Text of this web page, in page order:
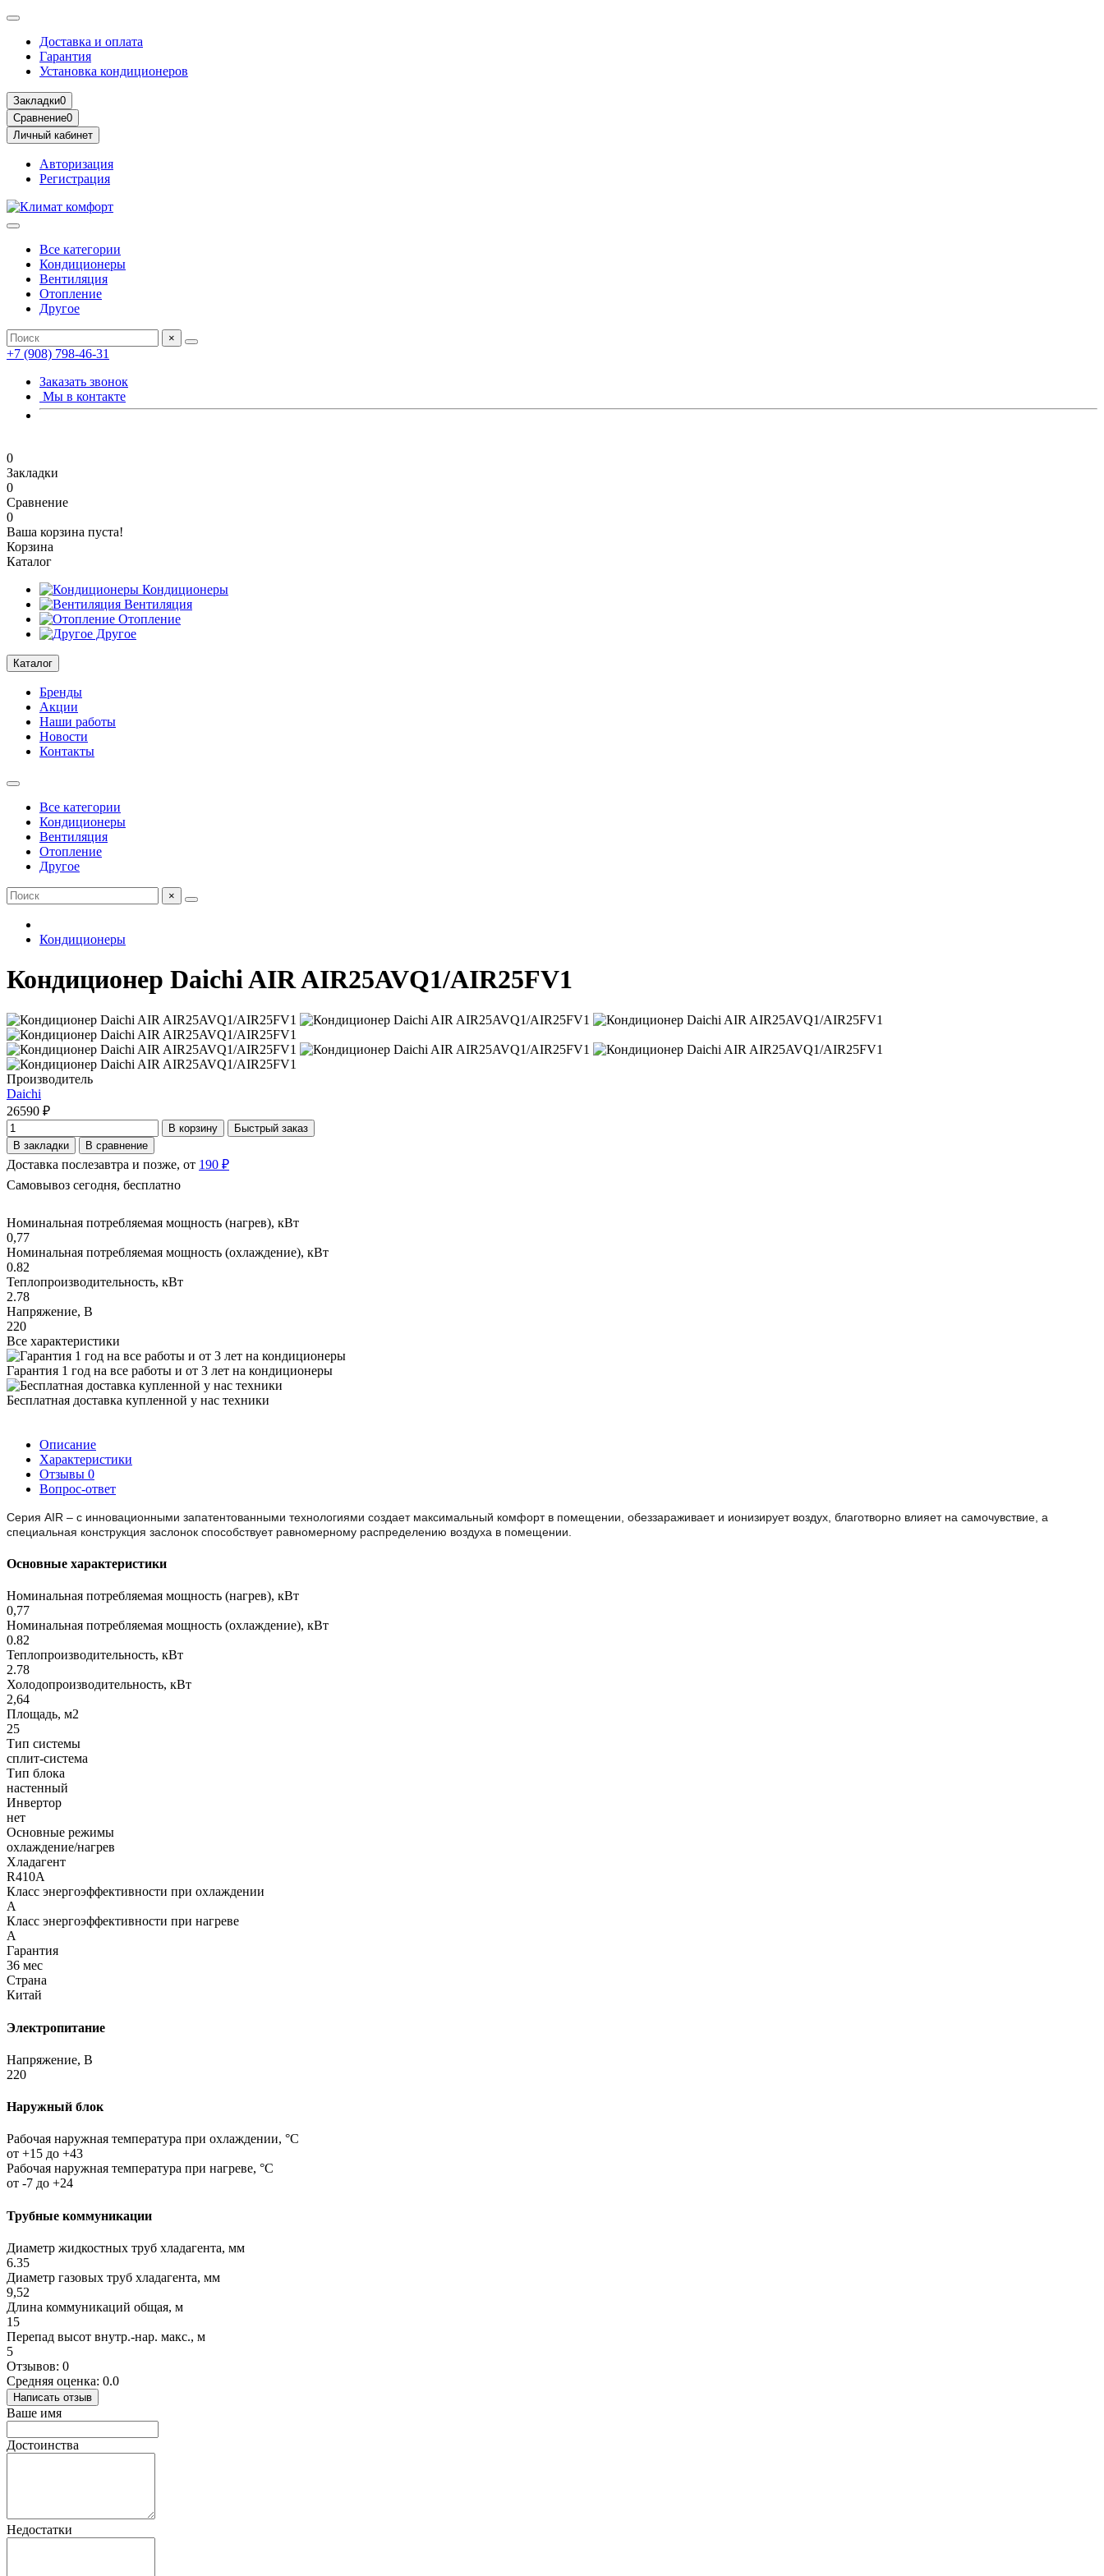
Доставка и оплата
Гарантия
Установка кондиционеров
Закладки0
Сравнение0
Личный кабинет
Авторизация
Регистрация
Все категории
Кондиционеры
Вентиляция
Отопление
Другое
×
+7 (908) 798-46-31
Заказать звонок
Мы в контакте
0
Закладки
0
Сравнение
0
Ваша корзина пуста!
Корзина
Каталог
Кондиционеры
Вентиляция
Отопление
Другое
Каталог
Бренды
Акции
Наши работы
Новости
Контакты
Все категории
Кондиционеры
Вентиляция
Отопление
Другое
×
Кондиционеры
Кондиционер Daichi AIR AIR25AVQ1/AIR25FV1
Производитель
Daichi
26590 ₽
В корзину
Быстрый заказ
В закладки
В сравнение
Доставка послезавтра и позже, от 190 ₽
Самовывоз сегодня, бесплатно
Номинальная потребляемая мощность (нагрев), кВт
0,77
Номинальная потребляемая мощность (охлаждение), кВт
0.82
Теплопроизводительность, кВт
2.78
Напряжение, В
220
Все характеристики
Гарантия 1 год на все работы и от 3 лет на кондиционеры
Бесплатная доставка купленной у нас техники
Описание
Характеристики
Отзывы 0
Вопрос-ответ
Серия AIR – с инновационными запатентованными технологиями создает максимальный комфорт в помещении, обеззараживает и ионизирует воздух, благотворно влияет на самочувствие, а
специальная конструкция заслонок способствует равномерному распределению воздуха в помещении.
Основные характеристики
Номинальная потребляемая мощность (нагрев), кВт
0,77
Номинальная потребляемая мощность (охлаждение), кВт
0.82
Теплопроизводительность, кВт
2.78
Холодопроизводительность, кВт
2,64
Площадь, м2
25
Тип системы
сплит-система
Тип блока
настенный
Инвертор
нет
Основные режимы
охлаждение/нагрев
Хладагент
R410A
Класс энергоэффективности при охлаждении
A
Класс энергоэффективности при нагреве
A
Гарантия
36 мес
Страна
Китай
Электропитание
Напряжение, В
220
Наружный блок
Рабочая наружная температура при охлаждении, °C
от +15 до +43
Рабочая наружная температура при нагреве, °C
от -7 до +24
Трубные коммуникации
Диаметр жидкостных труб хладагента, мм
6.35
Диаметр газовых труб хладагента, мм
9,52
Длина коммуникаций общая, м
15
Перепад высот внутр.-нар. макс., м
5
Отзывов: 0
Средняя оценка: 0.0
Написать отзыв
Ваше имя
Достоинства
Недостатки